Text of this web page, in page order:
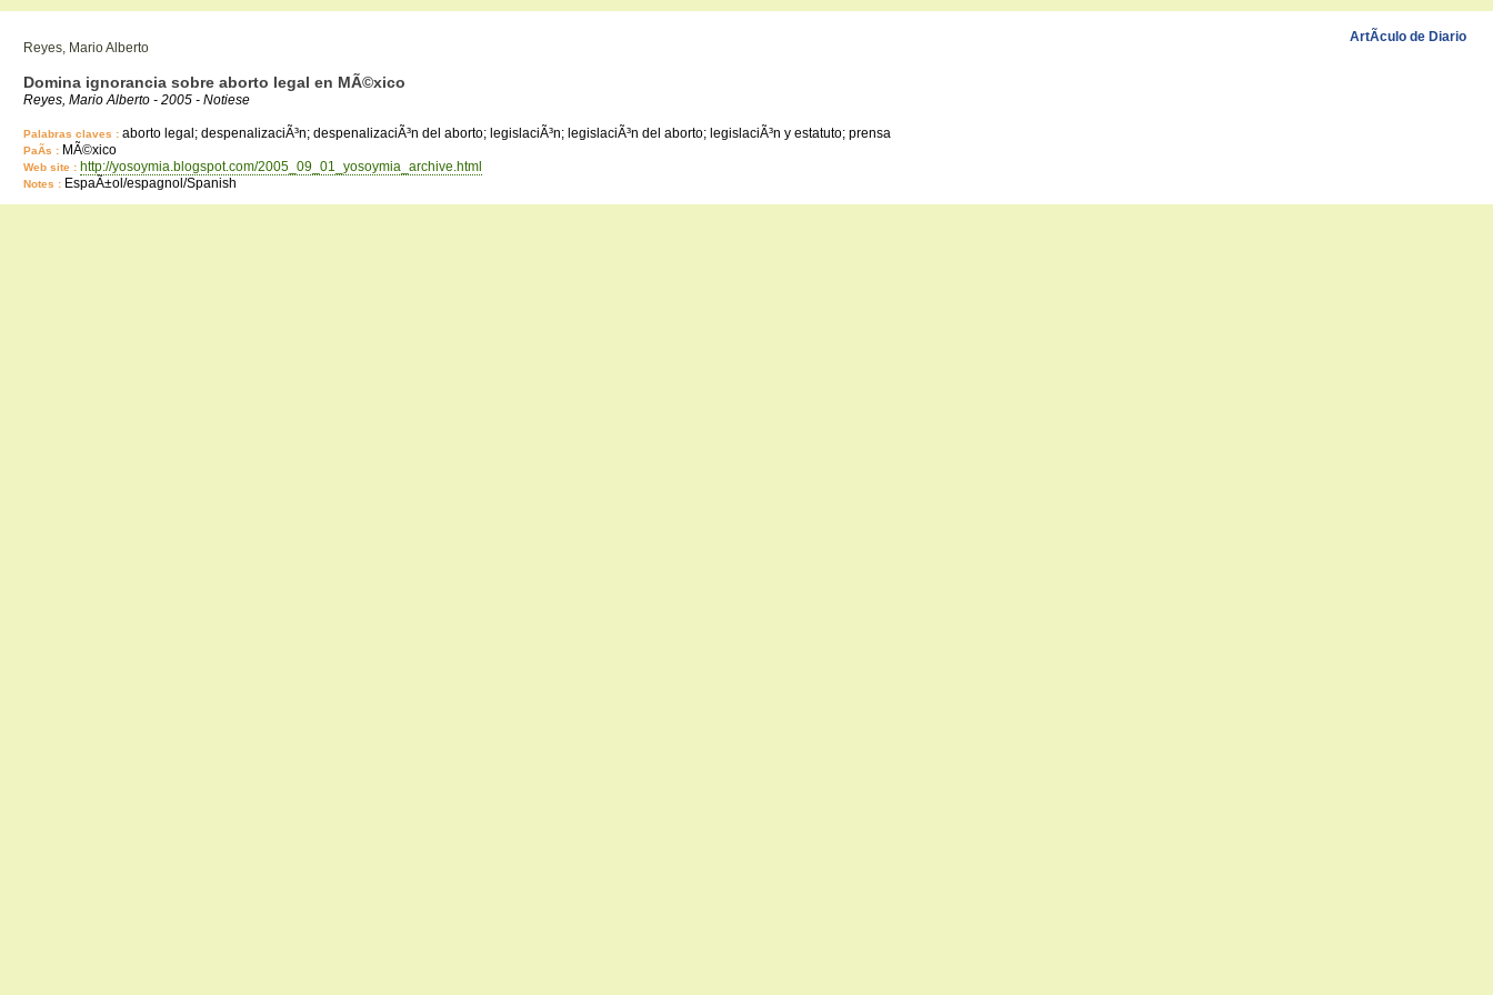
ArtÃ­culo de Diario
Reyes, Mario Alberto
Domina ignorancia sobre aborto legal en MÃ©xico
Reyes, Mario Alberto - 2005 - Notiese
Palabras claves : aborto legal; despenalizaciÃ³n; despenalizaciÃ³n del aborto; legislaciÃ³n; legislaciÃ³n del aborto; legislaciÃ³n y estatuto; prensa
PaÃ­s : MÃ©xico
Web site : http://yosoymia.blogspot.com/2005_09_01_yosoymia_archive.html
Notes : EspaÃ±ol/espagnol/Spanish